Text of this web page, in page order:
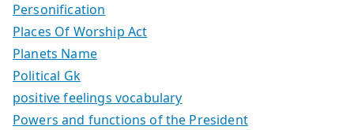
Personification
Places Of Worship Act
Planets Name
Political Gk
positive feelings vocabulary
Powers and functions of the President